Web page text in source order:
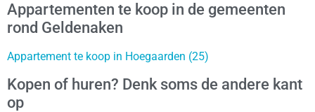
Appartementen te koop in de gemeenten
rond Geldenaken
Appartement te koop in Hoegaarden (25)
Kopen of huren? Denk soms de andere kant
op